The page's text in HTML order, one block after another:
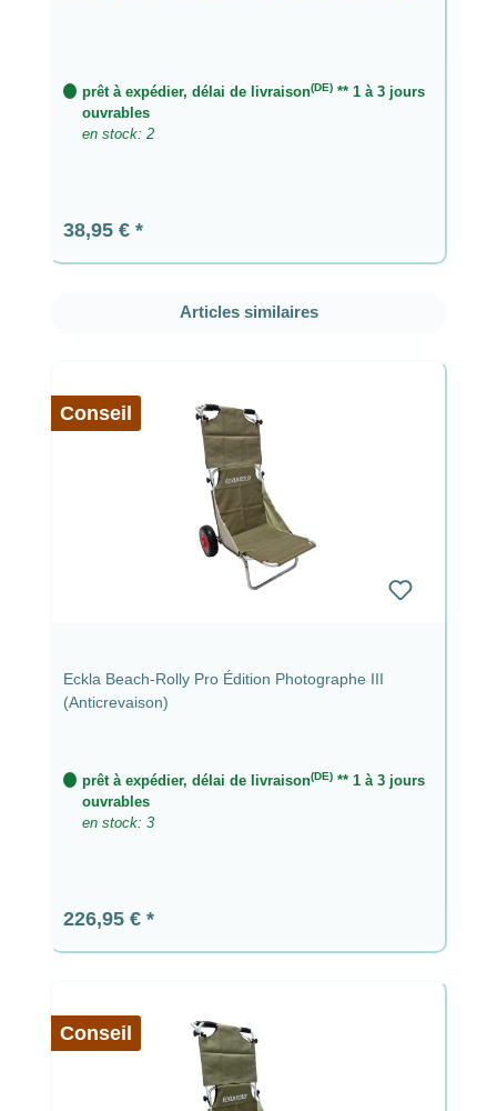
prêt à expédier, délai de livraison(DE)** 1 à 3 jours
ouvrables
en stock: 2
Prix régulier :
38,95 €
Ignorer la galerie de produits
Articles similaires
Conseil
Eckla Beach-Rolly Pro Édition Photographe III
(Anticrevaison)
prêt à expédier, délai de livraison(DE)** 1 à 3 jours
ouvrables
en stock: 3
Prix régulier :
226,95 €
Conseil